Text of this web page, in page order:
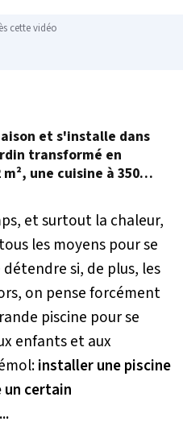
cette vidéo
et s'installe dans
transformé en
une cuisine à 350
et surtout la chaleur,
les moyens pour se
si, de plus, les
on pense forcément
piscine pour se
enfants et aux
installer une piscine
un certain